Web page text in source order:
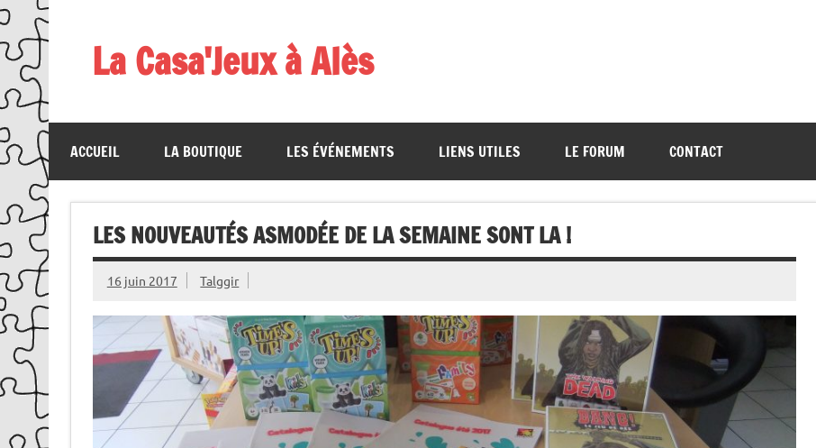
Skip
to
content
La Casa'Jeux à Alès
ACCUEIL LA BOUTIQUE LES ÉVÉNEMENTS LIENS UTILES LE FORUM CONTACT
LES NOUVEAUTÉS ASMODÉE DE LA SEMAINE SONT LA !
16 juin 2017 Talggir